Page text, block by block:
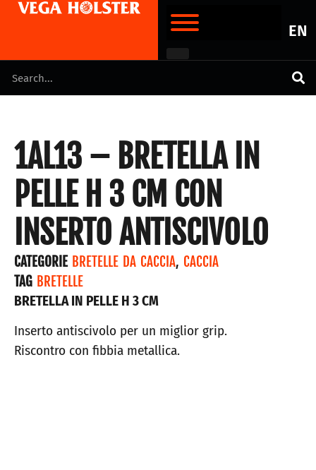
EN
1AL13 – BRETELLA IN
PELLE H 3 CM CON
INSERTO ANTISCIVOLO
CATEGORIE BRETELLE DA CACCIA, CACCIA
TAG BRETELLE
BRETELLA IN PELLE H 3 CM
Inserto antiscivolo per un miglior grip.
Riscontro con fibbia metallica.